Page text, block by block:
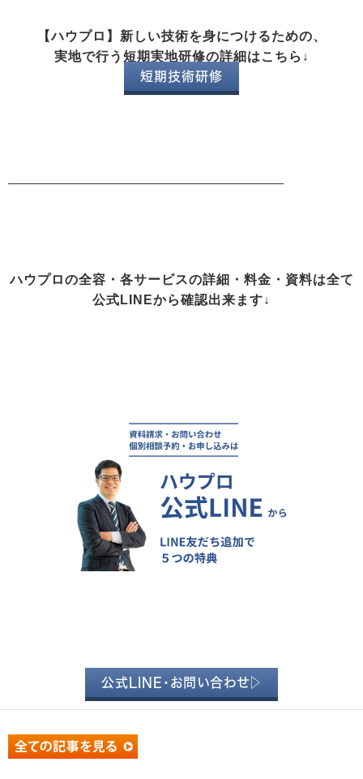
【ハウプロ】新しい技術を身につけるための、
実地で行う短期実地研修の詳細はこちら↓
短期技術研修
ハウプロの全容・各サービスの詳細・料金・資料は全て
公式LINEから確認出来ます↓
公式LINE・お問い合わせ▷